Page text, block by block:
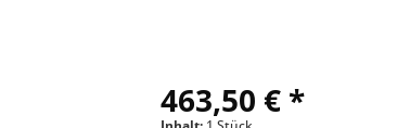
463,50 € *